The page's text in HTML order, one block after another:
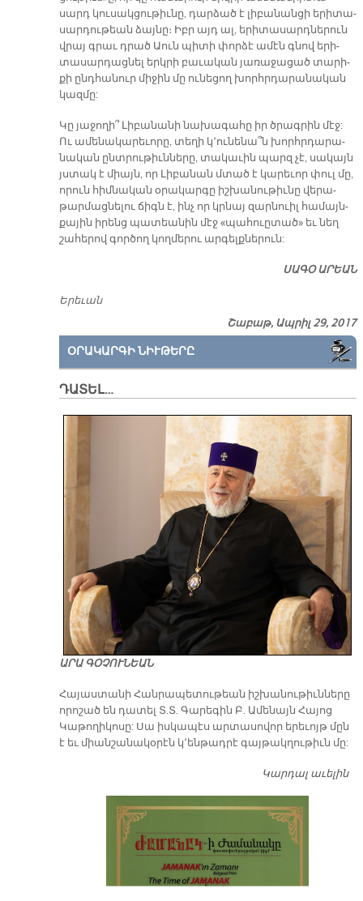
սարդ կու­սակ­ցու­թիւ­նը, դար­ձած է լի­բա­նան­ցի ե­րի­տա­
սար­դու­թեան ձայ­նը։ Իբր այդ ալ, ե­րի­տա­սարդ­նե­րուն
վրայ գրաւ դրած Աուն պի­տի փոր­ձէ ա­մէն գնով ե­րի­
տա­սար­դաց­նել երկ­րի բա­ւա­կան յա­ռա­ջա­ցած տա­րի­
քի ընդ­հա­նուր մի­ջին մը ու­նե­ցող խորհր­դա­րա­նա­կան
կազ­մը:
Կը յա­ջո­ղի՞ Լի­բա­նա­նի նա­խա­գա­հը իր ծրագ­րին մէջ:
Ու ա­մե­նա­կա­րե­ւո­րը, տե­ղի կ՚ու­նե­նա՞ն խորհր­դա­րա­
նա­կան ընտ­րու­թիւ­ննե­րը, տա­կա­ւին պարզ չէ, սա­կայն
յստակ է միայն, որ Լի­բա­նան մտած է կա­րե­ւոր փուլ մը,
ո­րուն հիմ­նա­կան օ­րա­կար­գը իշ­խա­նու­թիւ­նը վե­րա­
թար­մաց­նե­լու ճիգն է, ինչ որ կրնայ զար­նուիլ հա­մայն­
քա­յին ի­րենց պա­տեա­նին մէջ «պա­հուը­տա­ծ» եւ նեղ
շա­հե­րով գոր­ծող կող­մե­րու ար­գելք­նե­րուն:
ՍԱԳՕ ԱՐԵԱՆ
Ե­րե­ւան
Շաբաթ, Ապրիլ 29, 2017
ՕՐԱԿԱՐԳԻ ՆԻՒԹԵՐԸ
ԴԱՏԵԼ…
ԱՐԱ ԳՕՉՈՒՆԵԱՆ
​Հայաստանի Հանրապետութեան իշխանութիւնները
որոշած են դատել Տ.Տ. Գարեգին Բ. Ամենայն Հայոց
Կաթողիկոսը: Սա իսկապէս արտասովոր երեւոյթ մըն
է եւ միանշանակօրէն կ՚ենթադրէ գայթակղութիւն մը:
Կարդալ աւելին